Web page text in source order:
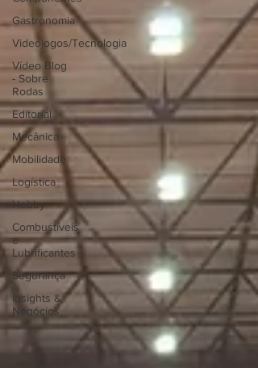
Gastronomia
Videojogos/Tecnologia
Vídeo Blog
- Sobre
Rodas
Editorial
Mecânica
Mobilidade
Logística
Hobby
Combustíveis
e
Lubrificantes
Segurança
Insights &
Negócios